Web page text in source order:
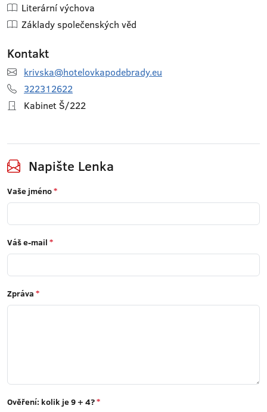
Literární výchova
Základy společenských věd
Kontakt
krivska@hotelovkapodebrady.eu
322312622
Kabinet Š/222
Napište Lenka
Vaše jméno*
Váš e-mail *
Zpráva *
Ověření: kolik je9 + 4?*